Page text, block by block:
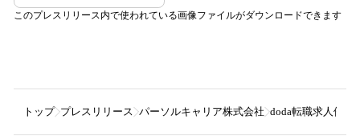
このプレスリリース内で使われている画像ファイルがダウンロードできます
トップ プレスリリース パーソルキャリア株式会社 doda転職求人倍率